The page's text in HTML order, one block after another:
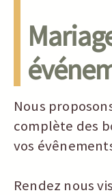
Nous
complète des
vos
Rendez nous